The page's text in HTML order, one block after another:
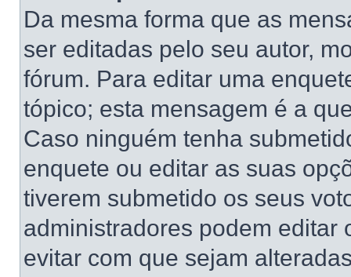
Da mesma forma que as
ser editadas pelo seu autor,
fórum. Para editar uma
tópico; esta mensagem é a
Caso ninguém tenha
enquete ou editar as suas
tiverem submetido os seus
administradores podem editar
evitar com que sejam